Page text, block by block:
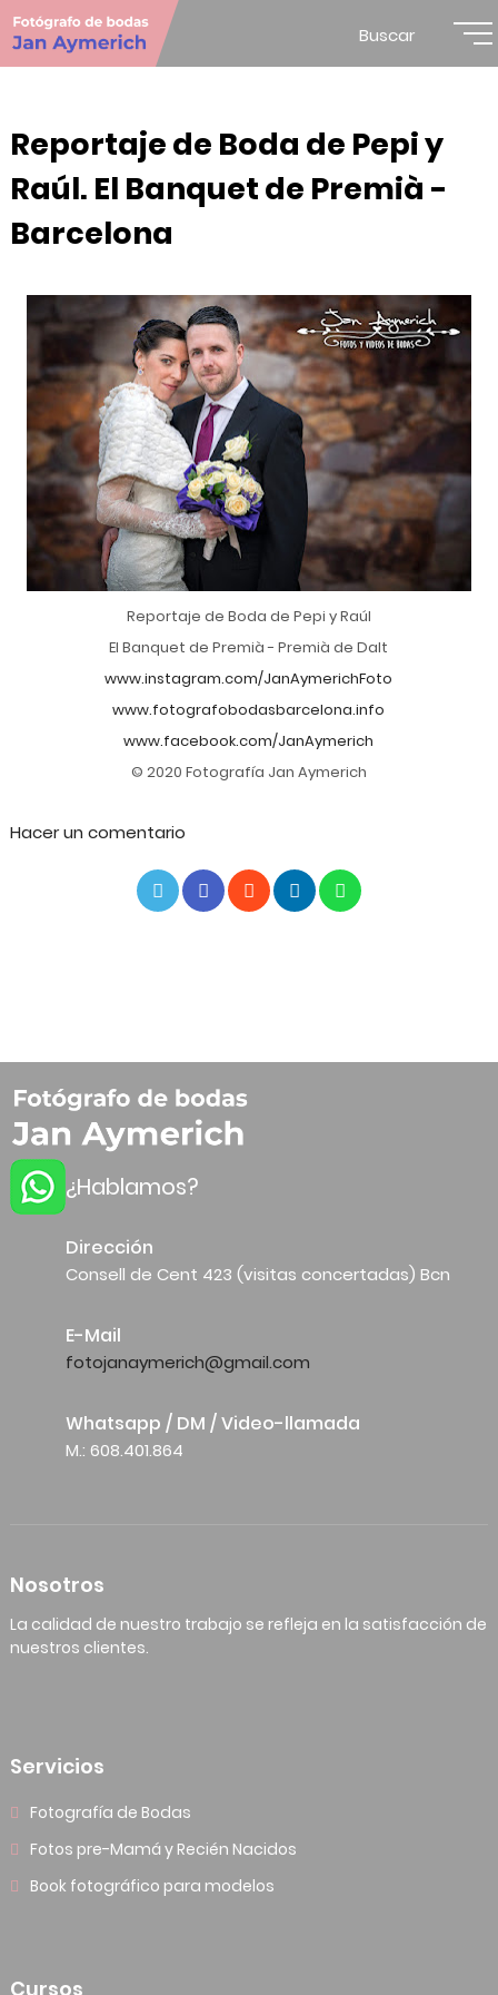
Buscar
Reportaje de Boda de Pepi y
Raúl. El Banquet de Premià -
Barcelona
Reportaje de Boda de Pepi y Raúl
El Banquet de Premià - Premià de Dalt
www.instagram.com/JanAymerichFoto
www.fotografobodasbarcelona.info
www.facebook.com/JanAymerich
© 2020 Fotografía Jan Aymerich
Hacer un comentario
¿Hablamos?
Dirección
Consell de Cent 423 (visitas concertadas) Bcn
E-Mail
fotojanaymerich@gmail.com
Whatsapp / DM / Video-llamada
M.: 608.401.864
Nosotros
La calidad de nuestro trabajo se refleja en la satisfacción de
nuestros clientes.
Servicios
Fotografía de Bodas
Fotos pre-Mamá y Recién Nacidos
Book fotográfico para modelos
Cursos